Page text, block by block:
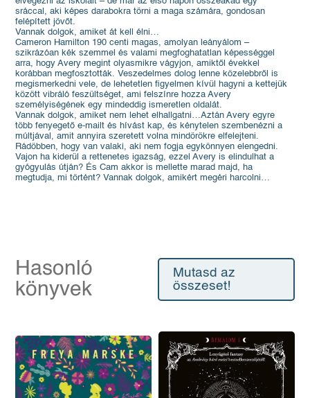
sráccal, aki képes darabokra törni a maga számára, gondosan
felépített jövőt.
Vannak dolgok, amiket át kell élni…
Cameron Hamilton 190 centi magas, amolyan leányálom –
szikrázóan kék szemmel és valami megfoghatatlan képességgel
arra, hogy Avery megint olyasmikre vágyjon, amiktől évekkel
korábban megfosztották. Veszedelmes dolog lenne közelebbről is
megismerkedni vele, de lehetetlen figyelmen kívül hagyni a kettejük
között vibráló feszültséget, ami felszínre hozza Avery
személyiségének egy mindeddig ismeretlen oldalát.
Vannak dolgok, amiket nem lehet elhallgatni…Aztán Avery egyre
több fenyegető e-mailt és hívást kap, és kénytelen szembenézni a
múltjával, amit annyira szeretett volna mindörökre elfelejteni.
Rádöbben, hogy van valaki, aki nem fogja egykönnyen elengedni.
Vajon ha kiderül a rettenetes igazság, ezzel Avery is elindulhat a
gyógyulás útján? És Cam akkor is mellette marad majd, ha
megtudja, mi történt? Vannak dolgok, amikért megéri harcolni…
Hasonló
könyvek
Mutasd az
összeset!